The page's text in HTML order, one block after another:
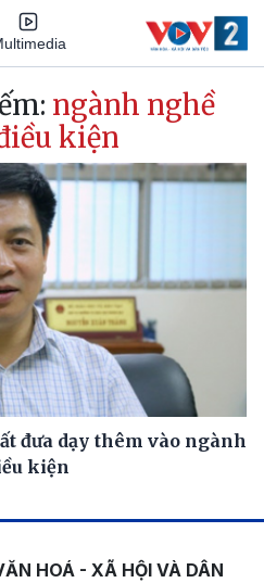
ngành nghề
kiện
đưa dạy thêm vào ngành
kiện
HOÁ - XÃ HỘI VÀ DÂN